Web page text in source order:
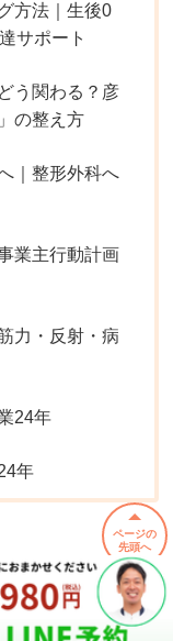
方法｜生後0
サポート
う関わる？彦
の整え方
｜整形外科へ
業主行動計画
力・反射・病
24年
年
ページの
先頭へ